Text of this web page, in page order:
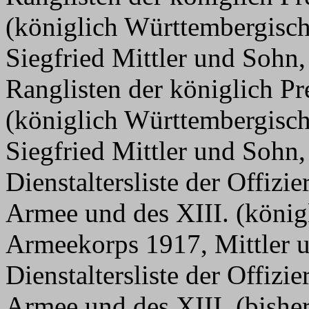
(königlich
Siegfried Mittler und
Ranglisten der königlich
(königlich
Siegfried Mittler und
Dienstaltersliste der
Armee und des XIII.
Armeekorps 1917, Mittler
Dienstaltersliste der